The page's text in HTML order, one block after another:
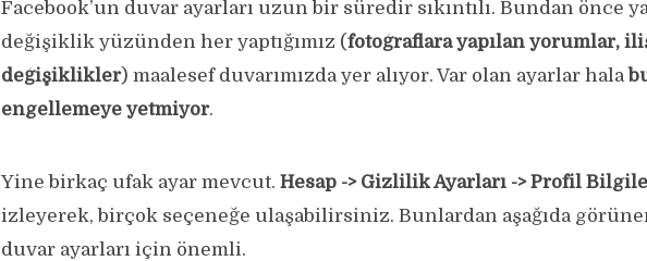
Facebook’un duvar ayarları uzun bir süredir sıkıntılı. Bundan önce
değişiklik yüzünden her yaptığımız (fotoğraflara yapılan yorumlar,
değişiklikler) maalesef duvarımızda yer alıyor. Var olan ayarlar hala
engellemeye yetmiyor.
Yine birkaç ufak ayar mevcut. Hesap -> Gizlilik Ayarları -> Profil
izleyerek, birçok seçeneğe ulaşabilirsiniz. Bunlardan aşağıda
duvar ayarları için önemli.